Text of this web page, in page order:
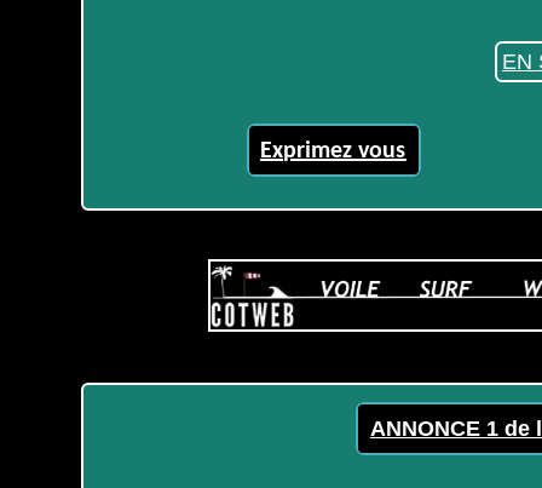
EN
Exprimez vous
ANNONCE 1